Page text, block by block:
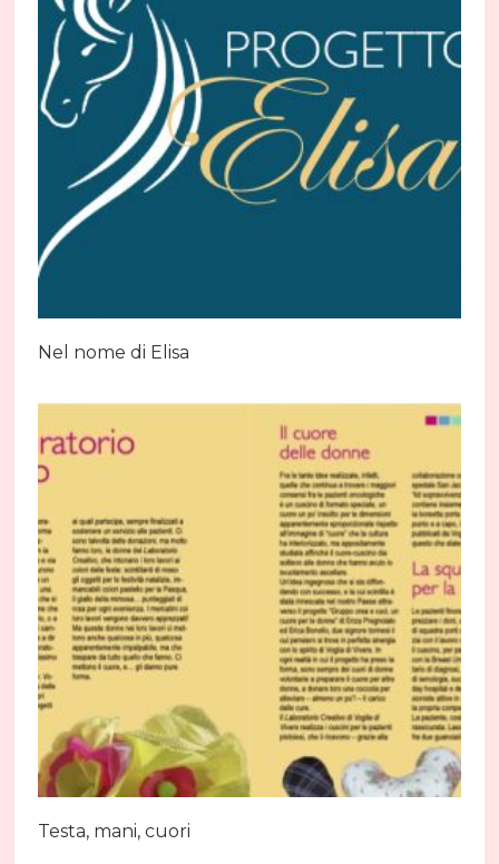
Nel nome di Elisa
Testa, mani, cuori